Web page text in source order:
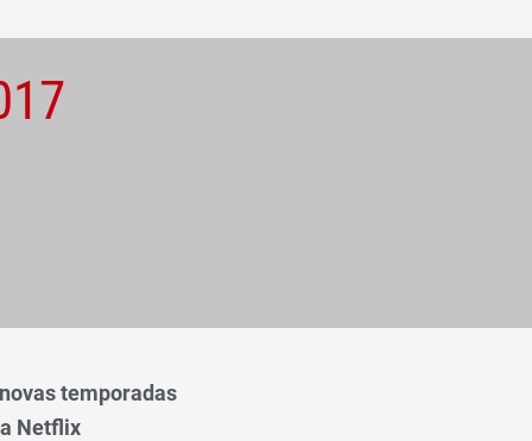
temporadas
Netflix